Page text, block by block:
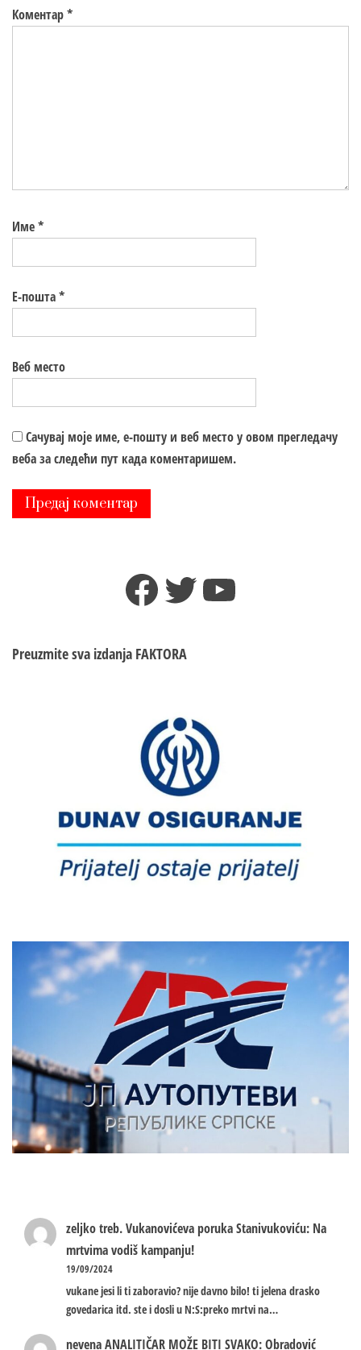
Коментар*
Име*
Е-пошта*
Веб место
Сачувај моје име, е-пошту и веб место у овом прегледачу
веба за следећи пут када коментаришем.
Facebook
TwitterYouTube
Preuzmite sva izdanja FAKTORA
zeljko treb.Vukanovićeva poruka Stanivukoviću: Na
mrtvima vodiš kampanju!
19/09/2024
vukane jesi li ti zaboravio? nije davno bilo! ti jelena drasko
govedarica itd. ste i dosli u N:S:preko mrtvi na…
nevenaANALITIČAR MOŽE BITI SVAKO: Obradović